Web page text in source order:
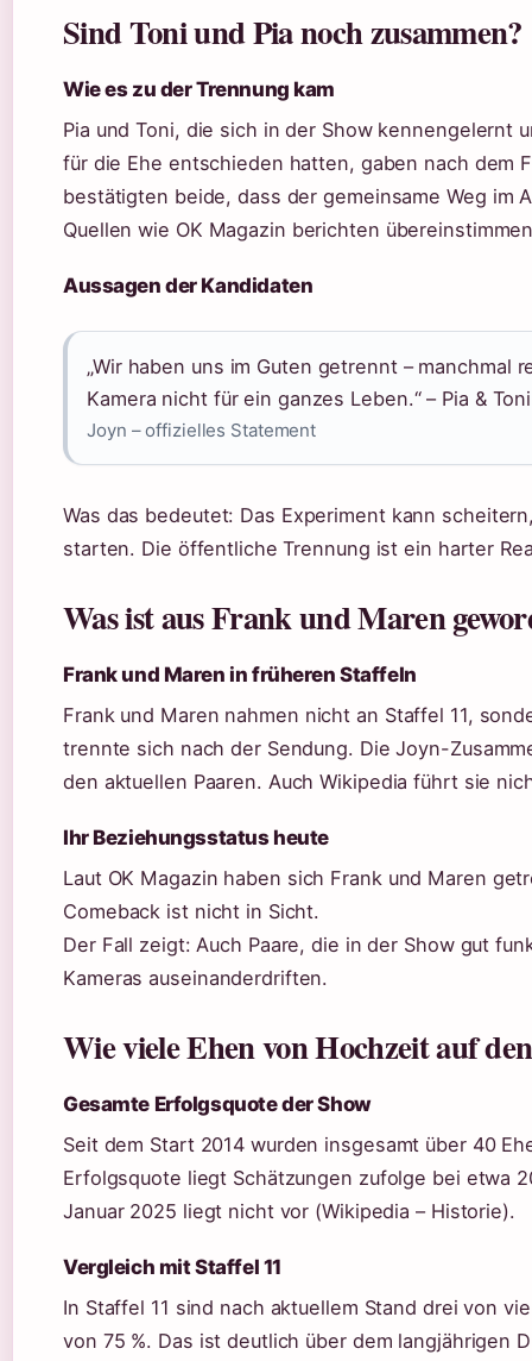
Sind Toni und Pia noch zusammen?
Wie es zu der Trennung kam
Pia und Toni, die sich in der Show kennengelernt
für die Ehe entschieden hatten, gaben nach dem
bestätigten beide, dass der gemeinsame Weg im
Quellen wie OK Magazin berichten
Aussagen der Kandidaten
„Wir haben uns im Guten getrennt – manchmal
Kamera nicht für ein ganzes Leben.“ – Pia &
Joyn – offizielles Statement
Was das bedeutet: Das Experiment kann
starten. Die öffentliche Trennung ist ein harter
Was ist aus Frank und Maren
Frank und Maren in früheren Staffeln
Frank und Maren nahmen nicht an Staffel 11,
trennte sich nach der Sendung. Die Joyn-
den aktuellen Paaren. Auch Wikipedia führt sie
Ihr Beziehungsstatus heute
Laut OK Magazin haben sich Frank und Maren
Comeback ist nicht in Sicht.
Der Fall zeigt: Auch Paare, die in der Show gut
Kameras auseinanderdriften.
Wie viele Ehen von Hochzeit auf
Gesamte Erfolgsquote der Show
Seit dem Start 2014 wurden insgesamt über 40
Erfolgsquote liegt Schätzungen zufolge bei etwa
Januar 2025 liegt nicht vor (Wikipedia – Historie).
Vergleich mit Staffel 11
In Staffel 11 sind nach aktuellem Stand drei von
von 75 %. Das ist deutlich über dem langjährigen